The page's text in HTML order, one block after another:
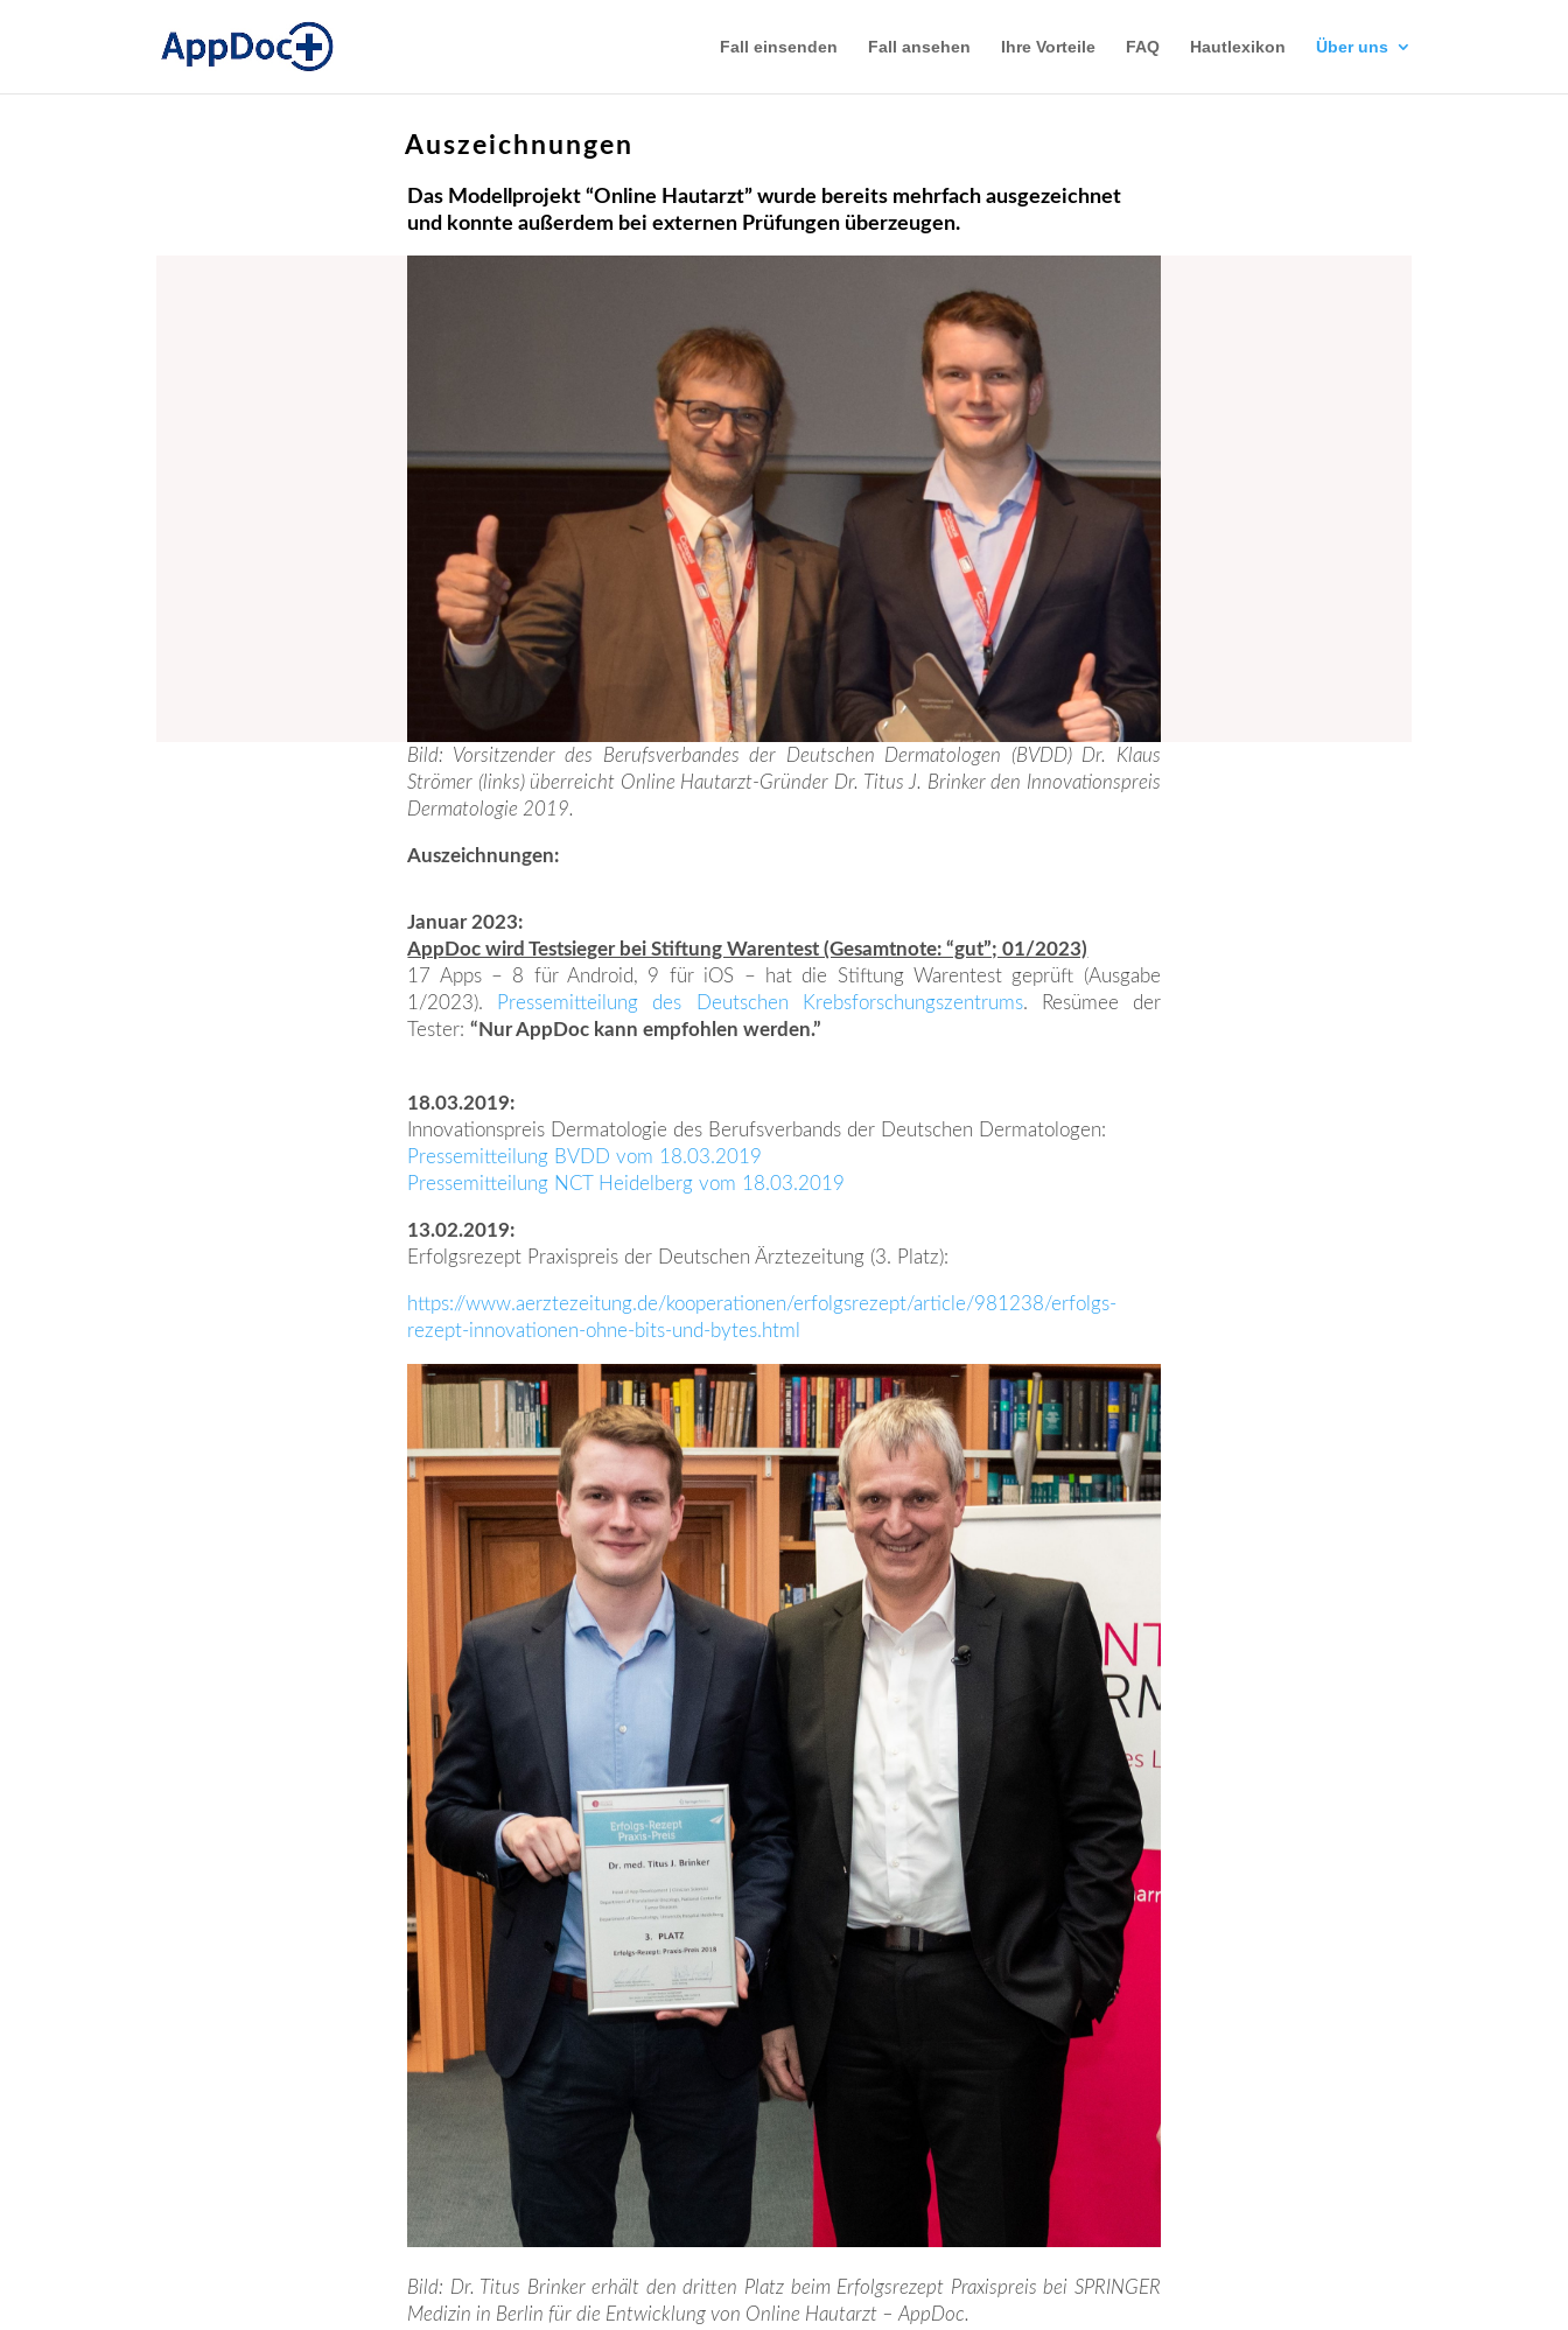
Fall einsenden Fall ansehen Ihre Vorteile FAQ Hautlexikon Über uns
Auszeichnungen
Das Modellprojekt “Online Hautarzt” wurde bereits mehrfach ausgezeichnet
und konnte außerdem bei externen Prüfungen überzeugen.
Bild: Vorsitzender des Berufsverbandes der Deutschen Dermatologen (BVDD) Dr. Klaus
Strömer (links) überreicht Online Hautarzt-Gründer Dr. Titus J. Brinker den Innovationspreis
Dermatologie 2019.
Auszeichnungen:
Januar 2023:
AppDoc wird Testsieger bei Stiftung Warentest (Gesamtnote: “gut”; 01/2023)
17 Apps – 8 für Android, 9 für iOS – hat die Stiftung Warentest geprüft (Ausgabe
1/2023). Pressemitteilung des Deutschen Krebsforschungszentrums. Resümee der
Tester:“Nur AppDoc kann empfohlen werden.”
18.03.2019:
Innovationspreis Dermatologie des Berufsverbands der Deutschen Dermatologen:
Pressemitteilung BVDD vom 18.03.2019
Pressemitteilung NCT Heidelberg vom 18.03.2019
13.02.2019:
Erfolgsrezept Praxispreis der Deutschen Ärztezeitung (3. Platz):
https://www.aerztezeitung.de/kooperationen/erfolgsrezept/article/981238/erfolgs-
rezept-innovationen-ohne-bits-und-bytes.html
Bild: Dr. Titus Brinker erhält den dritten Platz beim Erfolgsrezept Praxispreis bei SPRINGER
Medizin in Berlin für die Entwicklung von Online Hautarzt – AppDoc.